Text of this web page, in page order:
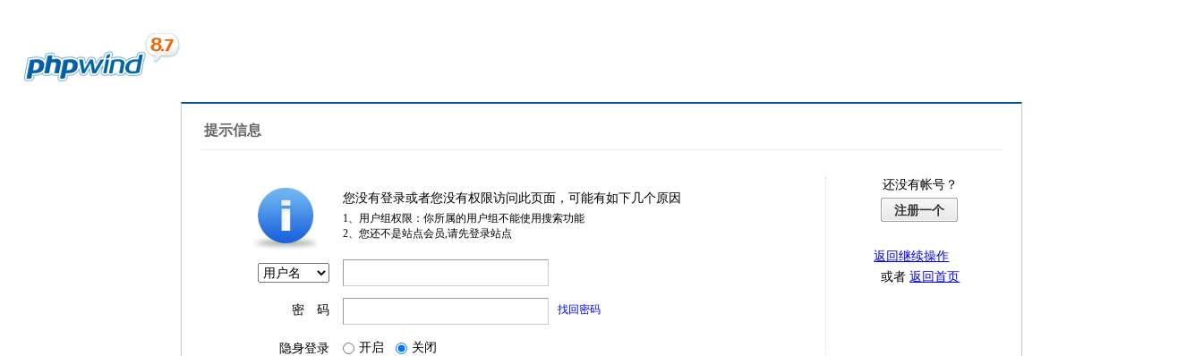
提示信息
您没有登录或者您没有权限访问此页面，可能有如下几个原因
1、用户组权限：你所属的用户组不能使用搜索功能
2、您还不是站点会员,请先登录站点
密 码 找回密码
隐身登录 开启 关闭
还没有帐号？
注册一个
返回继续操作
或者返回首页